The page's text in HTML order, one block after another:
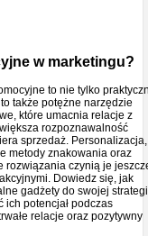
w marketingu?
to nie tylko
także potężne narzędzie
które umacnia relacje z
rozpoznawalność
sprzedaż. Personalizacja,
metody znakowania oraz
rozwiązania czynią je
Dowiedz się, jak
gadżety do swojej
ich potencjał podczas
relacje oraz pozytywny